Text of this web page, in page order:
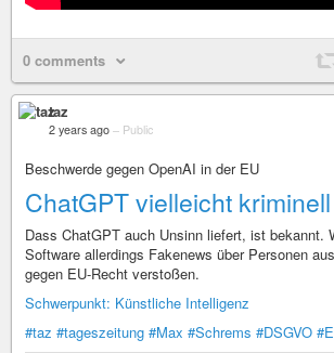
0 comments
taz
2 years ago – Public
Beschwerde gegen OpenAI in der EU
ChatGPT vielleicht kriminell
Dass ChatGPT auch Unsinn liefert, ist bekannt.
Software allerdings Fakenews über Personen
gegen EU-Recht verstoßen.
Schwerpunkt: Künstliche Intelligenz
#taz #tageszeitung #Max #Schrems #DSGVO